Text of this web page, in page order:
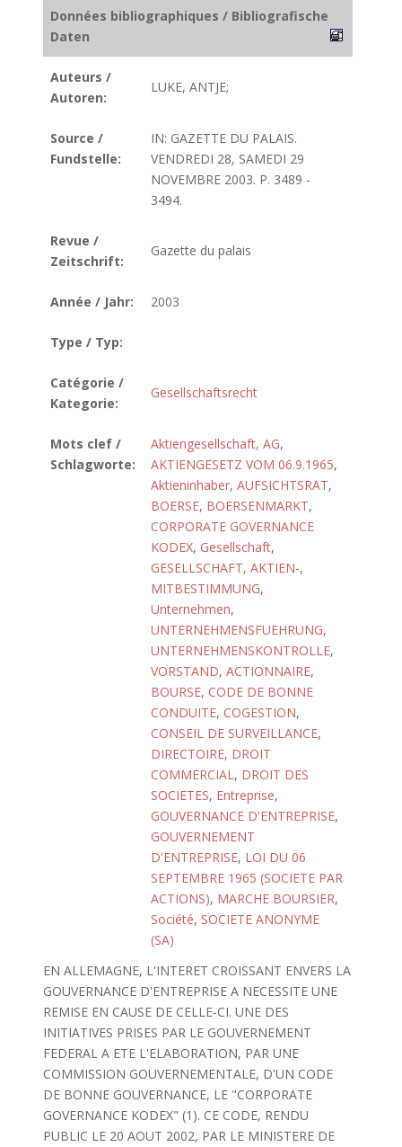
Données bibliographiques / Bibliografische
Daten
Auteurs /
Autoren:
LUKE, ANTJE;
Source /
Fundstelle:
IN: GAZETTE DU PALAIS.
VENDREDI 28, SAMEDI 29
NOVEMBRE 2003. P. 3489 -
3494.
Revue /
Zeitschrift:
Gazette du palais
Année / Jahr: 2003
Type / Typ:
Catégorie /
Kategorie:
Gesellschaftsrecht
Mots clef /
Schlagworte:
Aktiengesellschaft, AG,
AKTIENGESETZ VOM 06.9.1965,
Aktieninhaber, AUFSICHTSRAT,
BOERSE, BOERSENMARKT,
CORPORATE GOVERNANCE
KODEX, Gesellschaft,
GESELLSCHAFT, AKTIEN-,
MITBESTIMMUNG,
Unternehmen,
UNTERNEHMENSFUEHRUNG,
UNTERNEHMENSKONTROLLE,
VORSTAND, ACTIONNAIRE,
BOURSE, CODE DE BONNE
CONDUITE, COGESTION,
CONSEIL DE SURVEILLANCE,
DIRECTOIRE, DROIT
COMMERCIAL, DROIT DES
SOCIETES, Entreprise,
GOUVERNANCE D'ENTREPRISE,
GOUVERNEMENT
D'ENTREPRISE, LOI DU 06
SEPTEMBRE 1965 (SOCIETE PAR
ACTIONS), MARCHE BOURSIER,
Société, SOCIETE ANONYME
(SA)
EN ALLEMAGNE, L'INTERET CROISSANT ENVERS LA
GOUVERNANCE D'ENTREPRISE A NECESSITE UNE
REMISE EN CAUSE DE CELLE-CI. UNE DES
INITIATIVES PRISES PAR LE GOUVERNEMENT
FEDERAL A ETE L'ELABORATION, PAR UNE
COMMISSION GOUVERNEMENTALE, D'UN CODE
DE BONNE GOUVERNANCE, LE "CORPORATE
GOVERNANCE KODEX" (1). CE CODE, RENDU
PUBLIC LE 20 AOUT 2002, PAR LE MINISTERE DE